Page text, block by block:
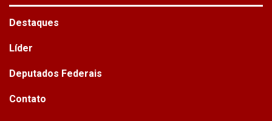
Destaques
Líder
Deputados Federais
Contato